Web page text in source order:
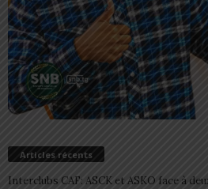
Articles récents
Interclubs CAF: ASCK et ASKO face à